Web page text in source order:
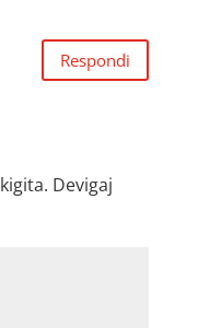
Respondi
Devigaj